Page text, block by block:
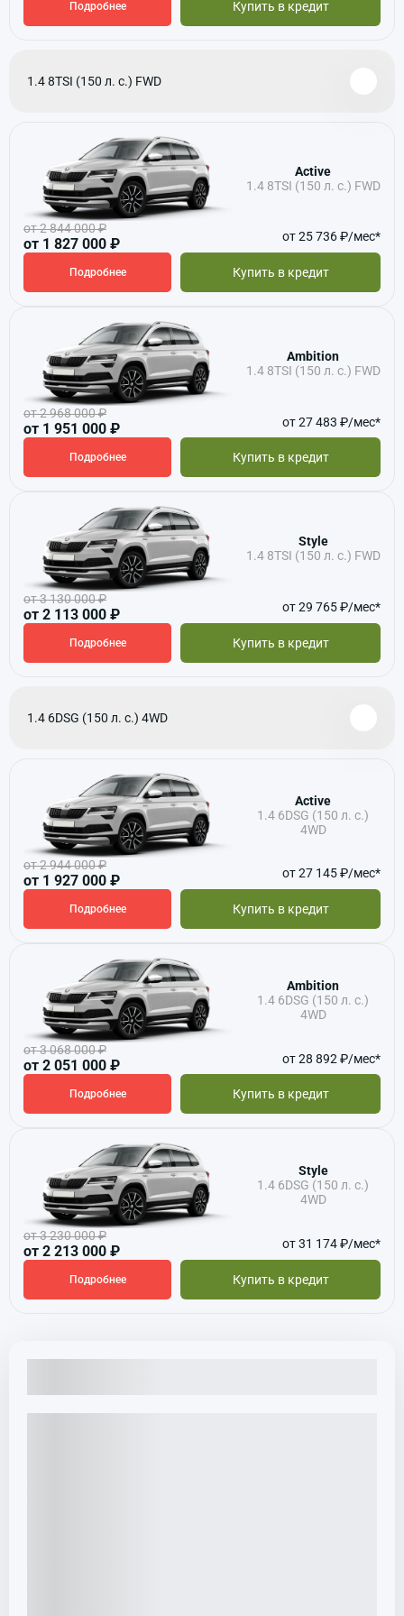
Подробнее Купить в кредит
1.4 8TSI (150 л. с.) FWD
Active
1.4 8TSI (150 л. с.) FWD
от 2 844 000 ₽
от 1 827 000 ₽ от 25 736 ₽/мес*
Подробнее Купить в кредит
Ambition
1.4 8TSI (150 л. с.) FWD
от 2 968 000 ₽
от 1 951 000 ₽ от 27 483 ₽/мес*
Подробнее Купить в кредит
Style
1.4 8TSI (150 л. с.) FWD
от 3 130 000 ₽
от 2 113 000 ₽ от 29 765 ₽/мес*
Подробнее Купить в кредит
1.4 6DSG (150 л. с.) 4WD
Active
1.4 6DSG (150 л. с.)
4WD
от 2 944 000 ₽
от 1 927 000 ₽ от 27 145 ₽/мес*
Подробнее Купить в кредит
Ambition
1.4 6DSG (150 л. с.)
4WD
от 3 068 000 ₽
от 2 051 000 ₽ от 28 892 ₽/мес*
Подробнее Купить в кредит
Style
1.4 6DSG (150 л. с.)
4WD
от 3 230 000 ₽
от 2 213 000 ₽ от 31 174 ₽/мес*
Подробнее Купить в кредит